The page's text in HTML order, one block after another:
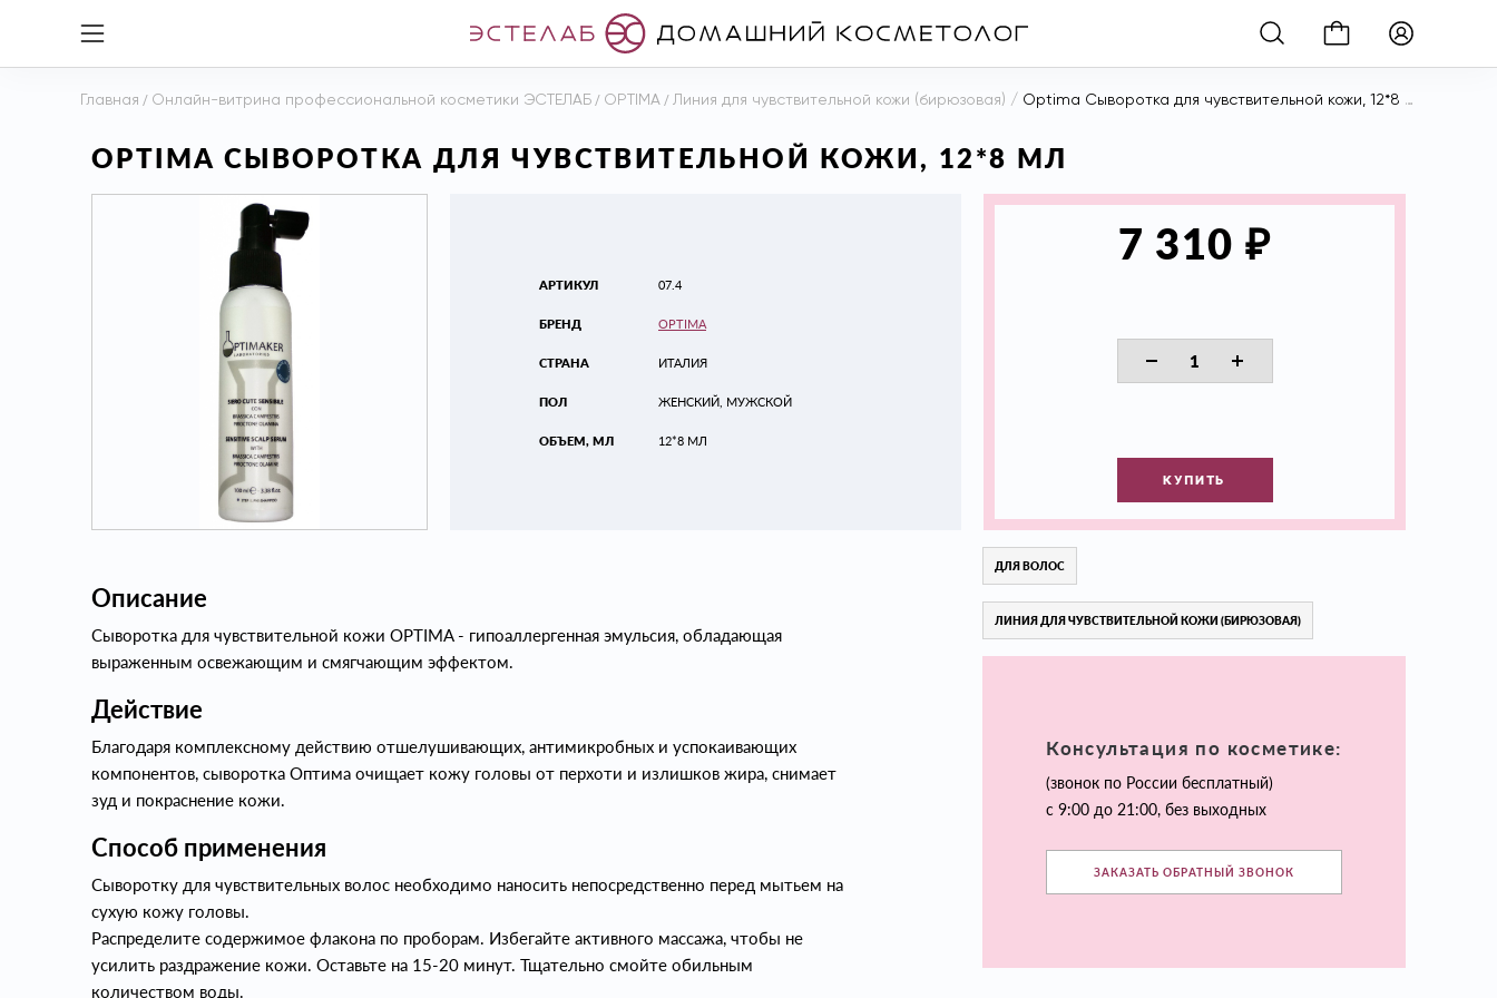
Главная / Онлайн-витрина профессиональной косметики ЭСТЕЛАБ / OPTIMA / Линия для чувствительной кожи (бирюзовая) / Optima Сыворотка для чувствительной кожи, 12*8 мл
OPTIMA СЫВОРОТКА ДЛЯ ЧУВСТВИТЕЛЬНОЙ КОЖИ, 12*8 МЛ
АРТИКУЛ
БРЕНД
СТРАНА
ПОЛ
ОБЪЕМ, МЛ
07.4
OPTIMA
ИТАЛИЯ
ЖЕНСКИЙ, МУЖСКОЙ
12*8 МЛ
7 310 ₽
КУПИТЬ
Описание
Сыворотка для чувствительной кожи OPTIMA - гипоаллергенная эмульсия, обладающая
выраженным освежающим и смягчающим эффектом.
Действие
Благодаря комплексному действию отшелушивающих, антимикробных и успокаивающих
компонентов, сыворотка Оптима очищает кожу головы от перхоти и излишков жира, снимает
зуд и покраснение кожи.
Способ применения
Сыворотку для чувствительных волос необходимо наносить непосредственно перед мытьем на
сухую кожу головы.
Распределите содержимое флакона по проборам. Избегайте активного массажа, чтобы не
усилить раздражение кожи. Оставьте на 15-20 минут. Тщательно смойте обильным
количеством воды.
ДЛЯ ВОЛОС
ЛИНИЯ ДЛЯ ЧУВСТВИТЕЛЬНОЙ КОЖИ (БИРЮЗОВАЯ)
Консультация по косметике:
(звонок по России бесплатный)
с 9:00 до 21:00, без выходных
ЗАКАЗАТЬ ОБРАТНЫЙ ЗВОНОК